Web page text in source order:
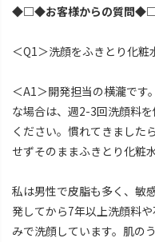
◆□◆お客様からの質問
＜Q1＞洗顔をふきとり化粧
＜A1＞開発担当の横瀧です
な場合は、週2-3回洗顔料
ください。慣れてきました
せずそのままふきとり化粧
私は男性で皮脂も多く、敏
発してから7年以上洗顔料
みで洗顔しています。肌の